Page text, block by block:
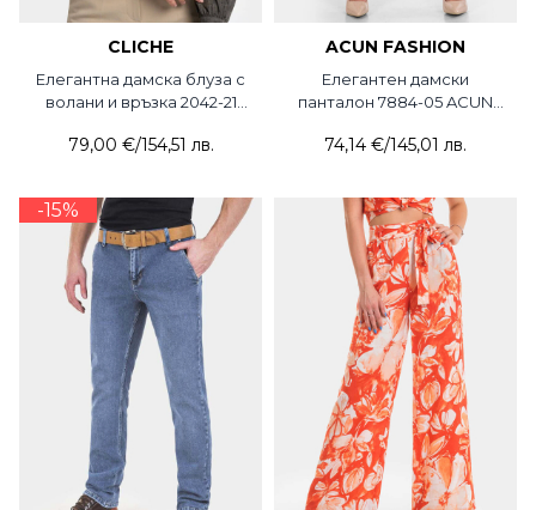
CLICHE
Елегантна дамска блуза с
волани и връзка 2042-21
79,00 €/154,51 лв.
ACUN FASHION
Елегантен дамски
панталон 7884-05 ACUN
74,14 €/145,01 лв.
-15%